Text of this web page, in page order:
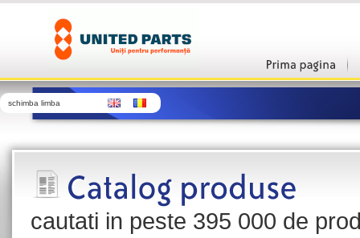
schimba limba
cautati in peste 395 000 de